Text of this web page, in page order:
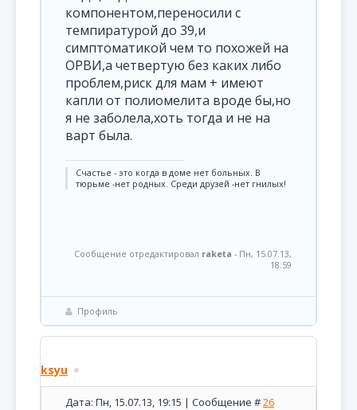
компонентом,переносили с
темпиратурой до 39,и
симптоматикой чем то похожей на
ОРВИ,а четвертую без каких либо
проблем,риск для мам + имеют
капли от полиомелита вроде бы,но
я не заболела,хоть тогда и не на
варт была.
Счастье - это когда в доме нет больных. В
тюрьме -нет родных. Среди друзей -нет гнилых!
Сообщение отредактировал raketa - Пн, 15.07.13,
18:59
Профиль
ksyu
Дата: Пн, 15.07.13, 19:15 | Сообщение #26